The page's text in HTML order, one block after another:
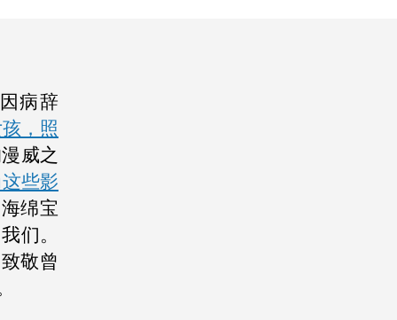
病辞
，照
威之
些影
绵宝
们。
敬曾